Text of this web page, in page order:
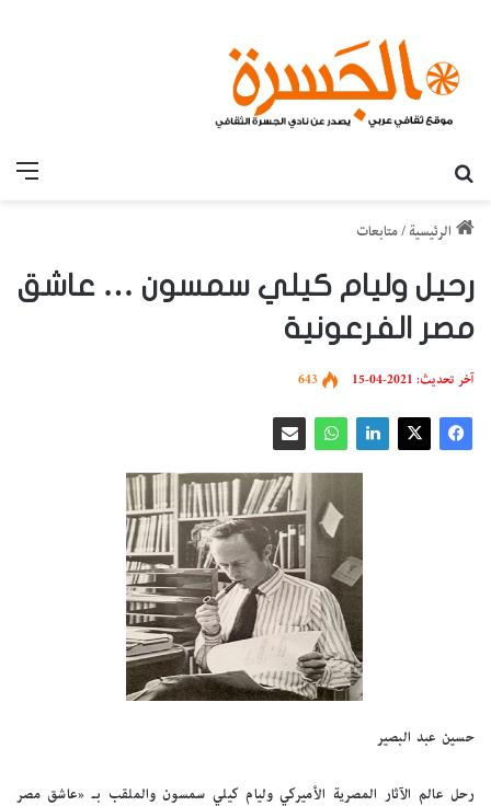
الرئيسية /متابعات
رحيل وليام كيلي سمسون … عاشق
مصر الفرعونية
آخر تحديث: 2021-04-15 643
حسين عبد البصير
رحل عالم الآثار المصرية الأميركي وليام كيلي سمسون والملقب بـ «عاشق مصر